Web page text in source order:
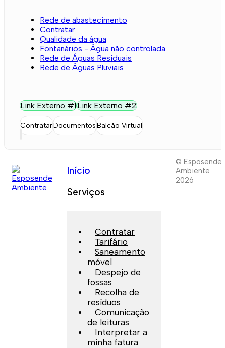
Rede de abastecimento
Contratar
Qualidade da água
Fontanários - Água não controlada
Rede de Águas Residuais
Rede de Águas Pluviais
Link Externo #1Link Externo #2
ContratarDocumentosBalcão Virtual
Início
Serviços
Contratar
Tarifário
Saneamento
móvel
Despejo de
fossas
Recolha de
resíduos
Comunicação
de leituras
Interpretar a
minha fatura
© Esposende
Ambiente
2026